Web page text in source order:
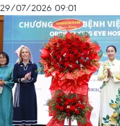
29/07/2026 09:01